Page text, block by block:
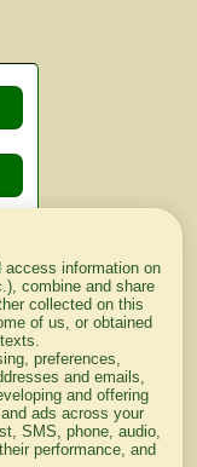
information on
combine and share
collected on this
of us, or obtained
preferences,
and emails,
and offering
ads across your
SMS, phone, audio,
performance, and